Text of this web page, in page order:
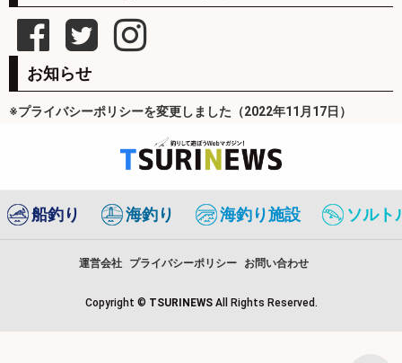
お知らせ
※プライバシーポリシーを変更しました（2022年11月17日）
船釣り 海釣り 海釣り施設 ソルト
運営会社 プライバシーポリシー お問い合わせ
Copyright © TSURINEWS All Rights Reserved.